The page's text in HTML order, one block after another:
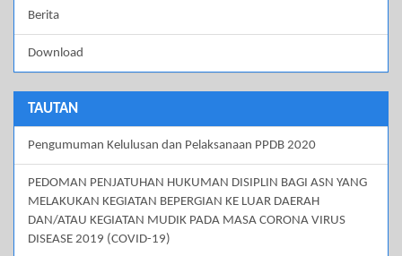
Berita
Download
TAUTAN
Pengumuman Kelulusan dan Pelaksanaan PPDB 2020
PEDOMAN PENJATUHAN HUKUMAN DISIPLIN BAGI ASN YANG
MELAKUKAN KEGIATAN BEPERGIAN KE LUAR DAERAH
DAN/ATAU KEGIATAN MUDIK PADA MASA CORONA VIRUS
DISEASE 2019 (COVID-19)